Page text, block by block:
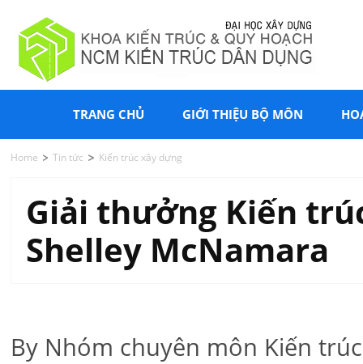
TRANG CHỦ GIỚI THIỆU BỘ MÔN
Home Tin tức Kiến trúc xây dựng
Giải thưởng Kiến
Shelley McNamara
By Nhóm chuyên môn Kiến